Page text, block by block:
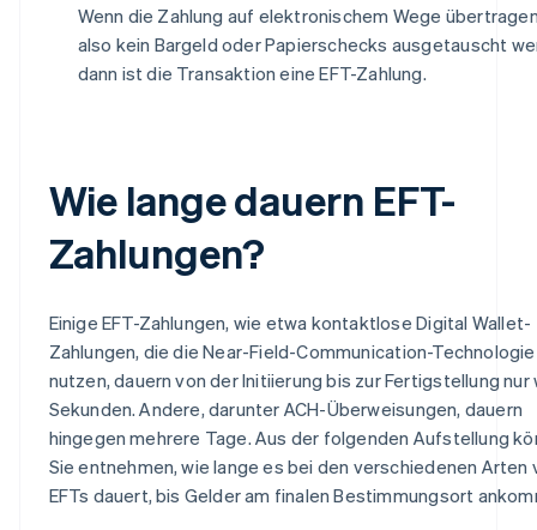
Wenn die Zahlung auf elektronischem Wege
also kein Bargeld oder Papierschecks ausgetauscht
dann ist die Transaktion eine EFT-Zahlung.
Wie lange dauern EFT-
Zahlungen?
Einige EFT-Zahlungen, wie etwa kontaktlose Digital Wallet-
Zahlungen, die die Near-Field-Communication-Technologie
nutzen, dauern von der Initiierung bis zur Fertigstellung nur
Sekunden. Andere, darunter ACH-Überweisungen, dauern
hingegen mehrere Tage. Aus der folgenden Aufstellung
Sie entnehmen, wie lange es bei den verschiedenen Arten
EFTs dauert, bis Gelder am finalen Bestimmungsort